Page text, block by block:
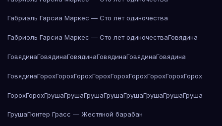
Габриэль Гарсиа Маркес — Сто лет одиночества
Габриэль Гарсиа Маркес — Сто лет одиночестваГовядина
ГовядинаГовядинаГовядинаГовядинаГовядинаГовядина
ГовядинаГорохГорохГорохГорохГорохГорохГорохГорохГорох
ГорохГорохГрушаГрушаГрушаГрушаГрушаГрушаГрушаГруша
ГрушаГюнтер Грасс — Жестяной барабан